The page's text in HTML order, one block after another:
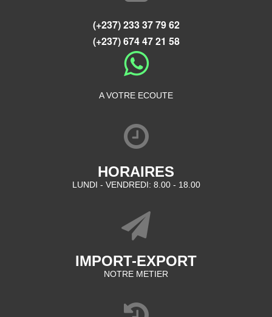
(+237) 233 37 79 62
(+237) 674 47 21 58
A VOTRE ECOUTE
HORAIRES
LUNDI - VENDREDI: 8.00 - 18.00
IMPORT-EXPORT
NOTRE METIER